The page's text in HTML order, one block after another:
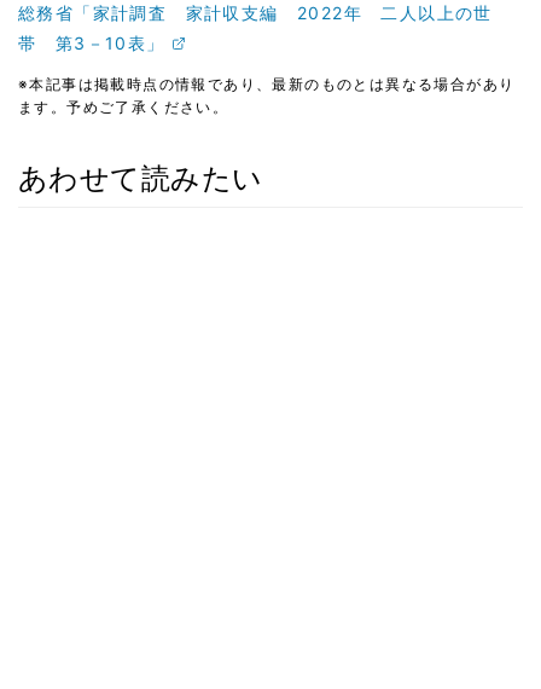
総務省「家計調査 家計収支編 2022年 二人以上の世
帯 第3－10表」
※本記事は掲載時点の情報であり、最新のものとは異なる場合があり
ます。予めご了承ください。
あわせて読みたい